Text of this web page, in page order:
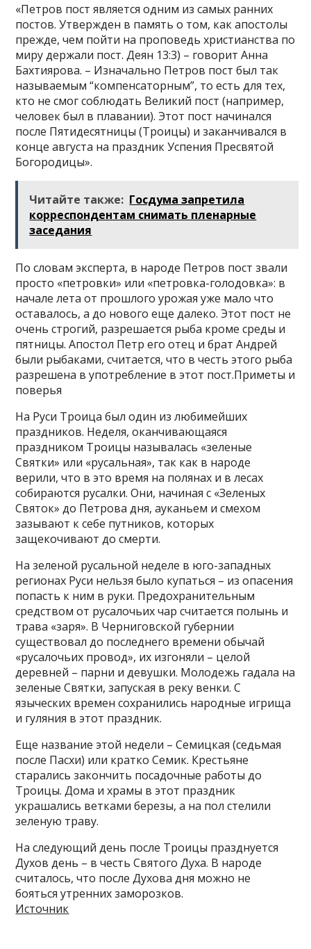
«Петров пост является одним из самых ранних
постов. Утвержден в память о том, как апостолы
прежде, чем пойти на проповедь христианства по
миру держали пост. Деян 13:3) – говорит Анна
Бахтиярова. – Изначально Петров пост был так
называемым “компенсаторным”, то есть для тех,
кто не смог соблюдать Великий пост (например,
человек был в плавании). Этот пост начинался
после Пятидесятницы (Троицы) и заканчивался в
конце августа на праздник Успения Пресвятой
Богородицы».
Читайте также: Госдума запретила
корреспондентам снимать пленарные
заседания
По словам эксперта, в народе Петров пост звали
просто «петровки» или «петровка-голодовка»: в
начале лета от прошлого урожая уже мало что
оставалось, а до нового еще далеко. Этот пост не
очень строгий, разрешается рыба кроме среды и
пятницы. Апостол Петр его отец и брат Андрей
были рыбаками, считается, что в честь этого рыба
разрешена в употребление в этот пост.Приметы и
поверья
На Руси Троица был один из любимейших
праздников. Неделя, оканчивающаяся
праздником Троицы называлась «зеленые
Святки» или «русальная», так как в народе
верили, что в это время на полянах и в лесах
собираются русалки. Они, начиная с «Зеленых
Святок» до Петрова дня, ауканьем и смехом
зазывают к себе путников, которых
защекочивают до смерти.
На зеленой русальной неделе в юго-западных
регионах Руси нельзя было купаться – из опасения
попасть к ним в руки. Предохранительным
средством от русалочьих чар считается полынь и
трава «заря». В Черниговской губернии
существовал до последнего времени обычай
«русалочьих провод», их изгоняли – целой
деревней – парни и девушки. Молодежь гадала на
зеленые Святки, запуская в реку венки. С
языческих времен сохранились народные игрища
и гуляния в этот праздник.
Еще название этой недели – Семицкая (седьмая
после Пасхи) или кратко Семик. Крестьяне
старались закончить посадочные работы до
Троицы. Дома и храмы в этот праздник
украшались ветками березы, а на пол стелили
зеленую траву.
На следующий день после Троицы празднуется
Духов день – в честь Святого Духа. В народе
считалось, что после Духова дня можно не
бояться утренних заморозков.
Источник